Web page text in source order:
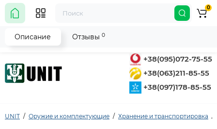
+38(095)072-75-55
+38(063)211-85-55
+38(097)178-85-55
0
UNIT Оружие и комплектующие Хранение и транспортировка
Описание Отзывы 0